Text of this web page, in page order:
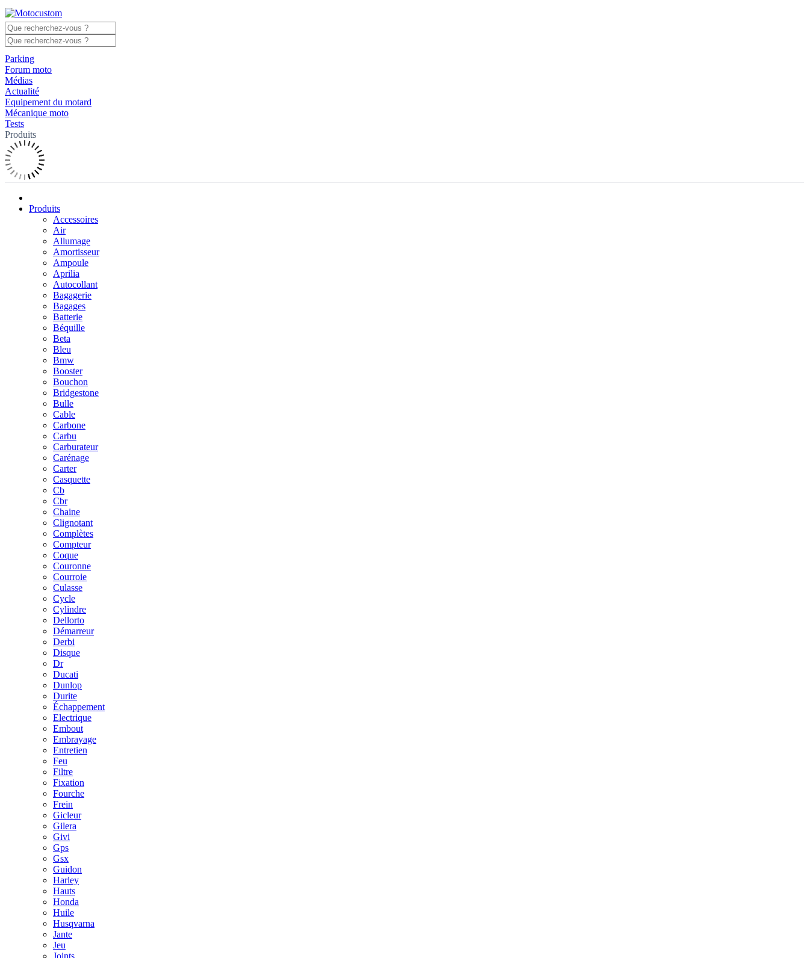
Parking
Forum moto
Médias
Actualité
Equipement du motard
Mécanique moto
Tests
Produits
Produits
Accessoires
Air
Allumage
Amortisseur
Ampoule
Aprilia
Autocollant
Bagagerie
Bagages
Batterie
Béquille
Beta
Bleu
Bmw
Booster
Bouchon
Bridgestone
Bulle
Cable
Carbone
Carbu
Carburateur
Carénage
Carter
Casquette
Cb
Cbr
Chaine
Clignotant
Complètes
Compteur
Coque
Couronne
Courroie
Culasse
Cycle
Cylindre
Dellorto
Démarreur
Derbi
Disque
Dr
Ducati
Dunlop
Durite
Échappement
Electrique
Embout
Embrayage
Entretien
Feu
Filtre
Fixation
Fourche
Frein
Gicleur
Gilera
Givi
Gps
Gsx
Guidon
Harley
Hauts
Honda
Huile
Husqvarna
Jante
Jeu
Joints